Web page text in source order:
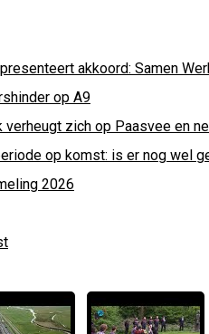
akkoord: Samen
op A9
verheugt zich op Paasvee en
op komst: is er nog wel
2026